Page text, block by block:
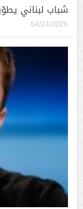
شباب لبناني
04/24/2026